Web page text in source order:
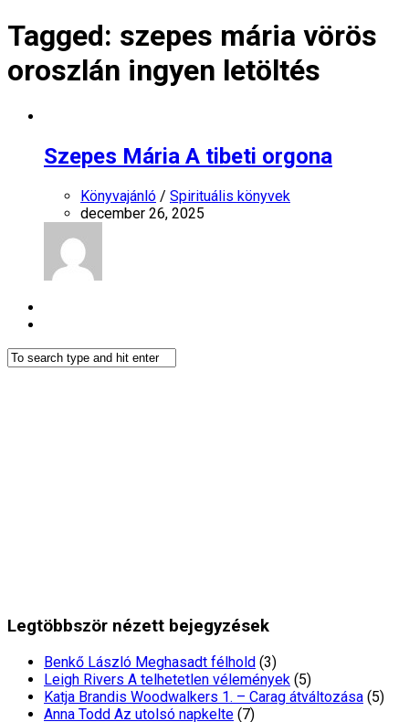
Tagged: szepes mária vörös
oroszlán ingyen letöltés
Szepes Mária A tibeti orgona
Könyvajánló / Spirituális könyvek
december 26, 2025
Legtöbbször nézett bejegyzések
Benkő László Meghasadt félhold (3)
Leigh Rivers A telhetetlen vélemények (5)
Katja Brandis Woodwalkers 1. – Carag átváltozása (5)
Anna Todd Az utolsó napkelte (7)